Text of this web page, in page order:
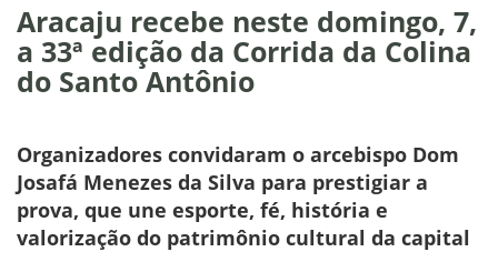
Aracaju recebe neste domingo, 7,
a 33ª edição da Corrida da Colina
do Santo Antônio
Organizadores convidaram o arcebispo Dom
Josafá Menezes da Silva para prestigiar a
prova, que une esporte, fé, história e
valorização do patrimônio cultural da capital